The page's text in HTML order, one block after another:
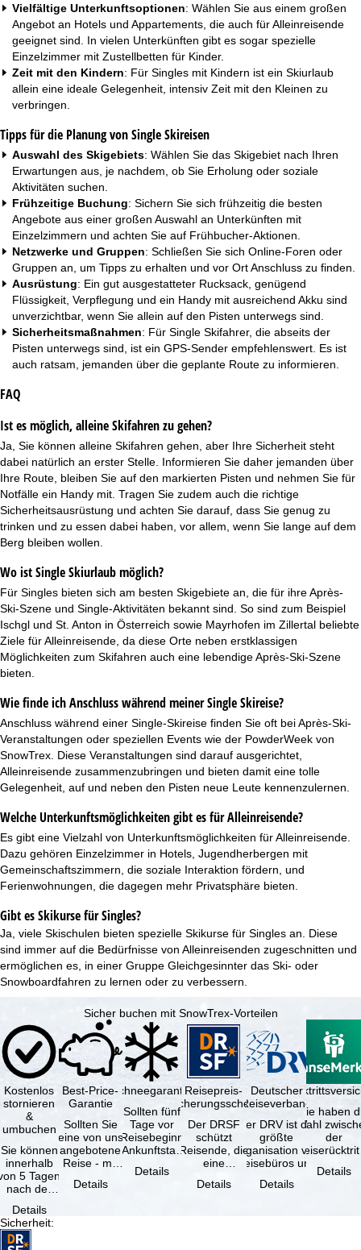
Vielfältige Unterkunftsoptionen: Wählen Sie aus einem großen
Angebot an Hotels und Appartements, die auch für Alleinreisende
geeignet sind. In vielen Unterkünften gibt es sogar spezielle
Einzelzimmer mit Zustellbetten für Kinder.
Zeit mit den Kindern: Für Singles mit Kindern ist ein Skiurlaub
allein eine ideale Gelegenheit, intensiv Zeit mit den Kleinen zu
verbringen.
Tipps für die Planung von Single Skireisen
Auswahl des Skigebiets: Wählen Sie das Skigebiet nach Ihren
Erwartungen aus, je nachdem, ob Sie Erholung oder soziale
Aktivitäten suchen.
Frühzeitige Buchung: Sichern Sie sich frühzeitig die besten
Angebote aus einer großen Auswahl an Unterkünften mit
Einzelzimmern und achten Sie auf Frühbucher-Aktionen.
Netzwerke und Gruppen: Schließen Sie sich Online-Foren oder
Gruppen an, um Tipps zu erhalten und vor Ort Anschluss zu finden.
Ausrüstung: Ein gut ausgestatteter Rucksack, genügend
Flüssigkeit, Verpflegung und ein Handy mit ausreichend Akku sind
unverzichtbar, wenn Sie allein auf den Pisten unterwegs sind.
Sicherheitsmaßnahmen: Für Single Skifahrer, die abseits der
Pisten unterwegs sind, ist ein GPS-Sender empfehlenswert. Es ist
auch ratsam, jemanden über die geplante Route zu informieren.
FAQ
Ist es möglich, alleine Skifahren zu gehen?
Ja, Sie können alleine Skifahren gehen, aber Ihre Sicherheit steht
dabei natürlich an erster Stelle. Informieren Sie daher jemanden über
Ihre Route, bleiben Sie auf den markierten Pisten und nehmen Sie für
Notfälle ein Handy mit. Tragen Sie zudem auch die richtige
Sicherheitsausrüstung und achten Sie darauf, dass Sie genug zu
trinken und zu essen dabei haben, vor allem, wenn Sie lange auf dem
Berg bleiben wollen.
Wo ist Single Skiurlaub möglich?
Für Singles bieten sich am besten Skigebiete an, die für ihre Après-
Ski-Szene und Single-Aktivitäten bekannt sind. So sind zum Beispiel
Ischgl und St. Anton in Österreich sowie Mayrhofen im Zillertal beliebte
Ziele für Alleinreisende, da diese Orte neben erstklassigen
Möglichkeiten zum Skifahren auch eine lebendige Après-Ski-Szene
bieten.
Wie finde ich Anschluss während meiner Single Skireise?
Anschluss während einer Single-Skireise finden Sie oft bei Après-Ski-
Veranstaltungen oder speziellen Events wie der PowderWeek von
SnowTrex. Diese Veranstaltungen sind darauf ausgerichtet,
Alleinreisende zusammenzubringen und bieten damit eine tolle
Gelegenheit, auf und neben den Pisten neue Leute kennenzulernen.
Welche Unterkunftsmöglichkeiten gibt es für Alleinreisende?
Es gibt eine Vielzahl von Unterkunftsmöglichkeiten für Alleinreisende.
Dazu gehören Einzelzimmer in Hotels, Jugendherbergen mit
Gemeinschaftszimmern, die soziale Interaktion fördern, und
Ferienwohnungen, die dagegen mehr Privatsphäre bieten.
Gibt es Skikurse für Singles?
Ja, viele Skischulen bieten spezielle Skikurse für Singles an. Diese
sind immer auf die Bedürfnisse von Alleinreisenden zugeschnitten und
ermöglichen es, in einer Gruppe Gleichgesinnter das Ski- oder
Snowboardfahren zu lernen oder zu verbessern.
Sicher buchen mit SnowTrex-Vorteilen
Kostenlos
stornieren
&
umbuchen
Sie können
innerhalb
5 Tagen
nach der
kostenfrei
…
Details
Best-Price-
Garantie
Sollten Sie
eine von uns
angebotene
Reise - mit
Leistung und
Details
Schneegarantie
Sollten fünf
Tage vor
Reisebeginn
(Ankunftstag)
Schneemangel
Details
Reisepreis-
Sicherungsschein
Der DRSF
schützt
Reisende, die
eine
oder
Details
Deutscher
Reiseverband
Der DRV ist die
größte
Organisation von
Reisebüros und
Reiseveranstaltern
in …
Details
Sie haben
Wahl
der
(inklusive
Details
Sicherheit: